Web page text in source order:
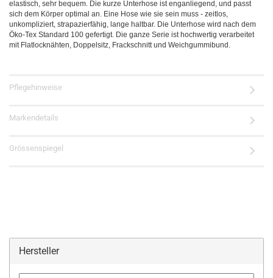
elastisch, sehr bequem. Die kurze Unterhose ist enganliegend, und passt
sich dem Körper optimal an. Eine Hose wie sie sein muss - zeitlos,
unkompliziert, strapazierfähig, lange haltbar. Die Unterhose wird nach dem
Öko-Tex Standard 100 gefertigt. Die ganze Serie ist hochwertig verarbeitet
mit Flatlocknähten, Doppelsitz, Frackschnitt und Weichgummibund.
Pflegehinweise
Markendetails
Grössenspiegel
Hersteller